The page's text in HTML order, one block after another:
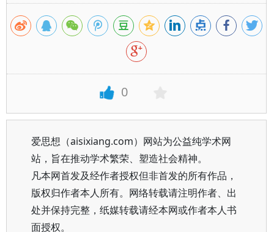
0
爱思想（aisixiang.com）网站为公益纯学术网
站，旨在推动学术繁荣、塑造社会精神。
凡本网首发及经作者授权但非首发的所有作品，
版权归作者本人所有。网络转载请注明作者、出
处并保持完整，纸媒转载请经本网或作者本人书
面授权。